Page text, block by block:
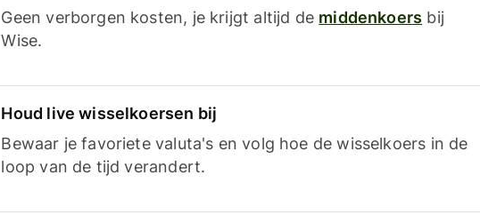
Geen verborgen kosten, je krijgt altijd de middenkoers bij
Wise.
Houd live wisselkoersen bij
Bewaar je favoriete valuta's en volg hoe de wisselkoers in de
loop van de tijd verandert.